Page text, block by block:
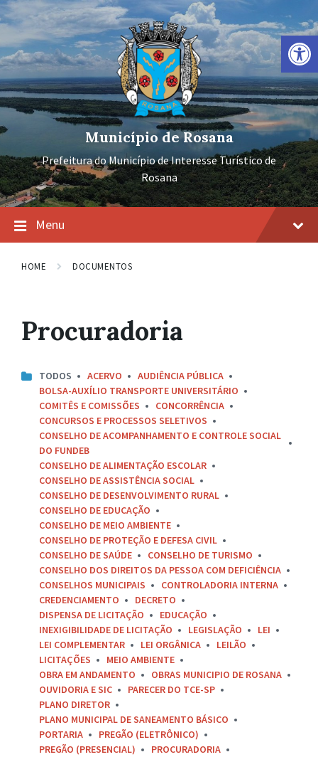
Barra de Ferramentas Aberta
Ir
para
conteúdo
Pular
para
navegação
principal
Pular
para
rodapé
Município de Rosana
Prefeitura do Município de Interesse Turístico de
Rosana
Menu
HOME DOCUMENTOS
Procuradoria
TODOS ACERVO
AUDIÊNCIA PÚBLICA
BOLSA-AUXÍLIO TRANSPORTE UNIVERSITÁRIO
COMITÊS E COMISSÕES
CONCORRÊNCIA
CONCURSOS E PROCESSOS SELETIVOS
CONSELHO DE ACOMPANHAMENTO E CONTROLE SOCIAL
DO FUNDEB
CONSELHO DE ALIMENTAÇÃO ESCOLAR
CONSELHO DE ASSISTÊNCIA SOCIAL
CONSELHO DE DESENVOLVIMENTO RURAL
CONSELHO DE EDUCAÇÃO
CONSELHO DE MEIO AMBIENTE
CONSELHO DE PROTEÇÃO E DEFESA CIVIL
CONSELHO DE SAÚDE
CONSELHO DE TURISMO
CONSELHO DOS DIREITOS DA PESSOA COM DEFICIÊNCIA
CONSELHOS MUNICIPAIS
CONTROLADORIA INTERNA
CREDENCIAMENTO
DECRETO
DISPENSA DE LICITAÇÃO
EDUCAÇÃO
INEXIGIBILIDADE DE LICITAÇÃO
LEGISLAÇÃO
LEI
LEI COMPLEMENTAR
LEI ORGÂNICA
LEILÃO
LICITAÇÕES
MEIO AMBIENTE
OBRA EM ANDAMENTO
OBRAS MUNICIPIO DE ROSANA
OUVIDORIA E SIC
PARECER DO TCE-SP
PLANO DIRETOR
PLANO MUNICIPAL DE SANEAMENTO BÁSICO
PORTARIA
PREGÃO (ELETRÔNICO)
PREGÃO (PRESENCIAL)
PROCURADORIA